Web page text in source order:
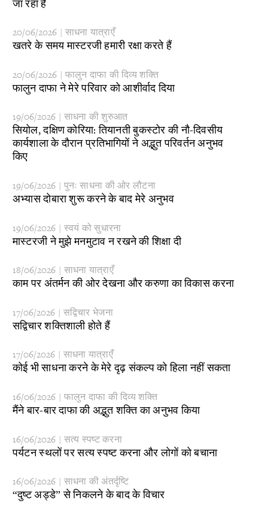
जा रहा है
20/06/2026 | साधना यात्राएँ
​खतरे के समय मास्टरजी हमारी रक्षा करते हैं
20/06/2026 | फालुन दाफा की दिव्य शक्ति
​फालुन दाफा ने मेरे परिवार को आशीर्वाद दिया
19/06/2026 | साधना की शुरुआत
सियोल, दक्षिण कोरिया: तियानती बुकस्टोर की नौ-दिवसीय
कार्यशाला के दौरान प्रतिभागियों ने अद्भुत परिवर्तन अनुभव
किए
19/06/2026 | पुनः साधना की ओर लौटना
​अभ्यास दोबारा शुरू करने के बाद मेरे अनुभव
19/06/2026 | स्वयं को सुधारना
​मास्टरजी ने मुझे मनमुटाव न रखने की शिक्षा दी
18/06/2026 | साधना यात्राएँ
​काम पर अंतर्मन की ओर देखना और करुणा का विकास करना
17/06/2026 | सद्विचार भेजना
​सद्विचार शक्तिशाली होते हैं
17/06/2026 | साधना यात्राएँ
​कोई भी साधना करने के मेरे दृढ़ संकल्प को हिला नहीं सकता
16/06/2026 | फालुन दाफा की दिव्य शक्ति
​मैंने बार-बार दाफा की अद्भुत शक्ति का अनुभव किया
16/06/2026 | सत्य स्पष्ट करना
​पर्यटन स्थलों पर सत्य स्पष्ट करना और लोगों को बचाना
16/06/2026 | साधना की अंतर्दृष्टि
“दुष्ट अड्डे” से निकलने के बाद के विचार